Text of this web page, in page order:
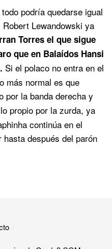
podría quedarse igual
Lewandowski ya
Torres el que sigue
que en Balaídos Hansi
Si el polaco no entra en el
más normal es que
por la banda derecha y
propio por la zurda, ya
continúa en el
después del parón